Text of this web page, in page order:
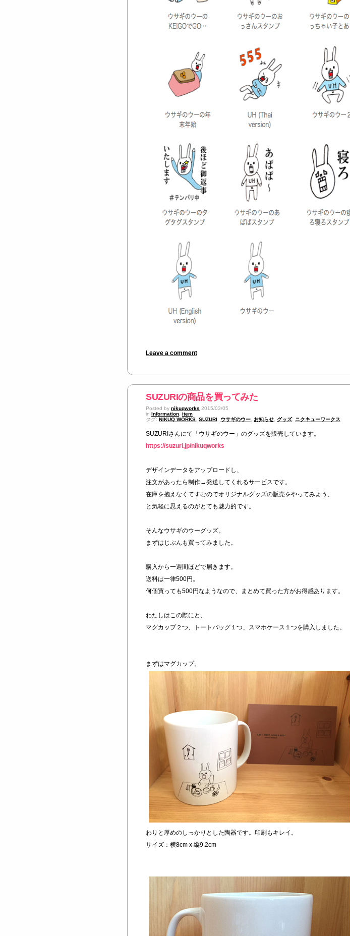
Leave a comment
SUZURIの商品を買ってみた
Posted by nikuqworks 2015/03/05
in Information item
タグ: NIKUQ WORKS SUZURI ウサギのウー お知らせ グッズ, ニクキューワークス
SUZURIさんにて「ウサギのウー」のグッズを販売しています。
https://suzuri.jp/nikuqworks
デザインデータをアップロードし、
注文があったら制作→発送してくれるサービスです。
在庫を抱えなくてすむのでオリジナルグッズの販売をやってみよう、
と気軽に思えるのがとても魅力的です。
そんなウサギのウーグッズ。
まずはじぶんも買ってみました。
購入から一週間ほどで届きます。
送料は一律500円。
何個買っても500円なようなので、まとめて買った方がお得感あります。
わたしはこの際にと、
マグカップ２つ、トートバッグ１つ、スマホケース１つを購入しました。
まずはマグカップ。
わりと厚めのしっかりとした陶器です。印刷もキレイ。
サイズ：横8cm x 縦9.2cm